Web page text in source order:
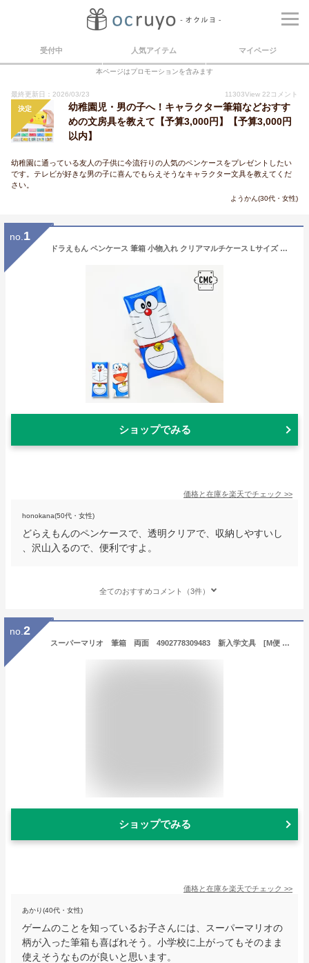
受付中 人気アイテム マイページ
本ページはプロモーションを含みます
最終更新日：2026/03/23 11303View 22 コメント
決定
幼稚園児・男の子へ！キャラクター筆箱などおすす
めの文房具を教えて【予算3,000円】【予算3,000円
以内】
幼稚園に通っている友人の子供に今流行りの人気のペンケースをプレゼントしたい
です。テレビが好きな男の子に喜んでもらえそうなキャラクター文具を教えてくだ
さい。
ようかん(30代・女性)
no. 1
ドラえもん ペンケース 筆箱 小物入れ クリアマルチケース Lサイズ レディース 女子 女の子 透明 クリア PVC メンズ 男子 男の子 大人 高校生 中学生 ブランド キャラクター おしゃれ かわいい 可愛い シンプル 人気 洗える
ショップでみる
価格と在庫を楽天でチェック >>
honokana(50代・女性)
どらえもんのペンケースで、透明クリアで、収納しやすいし
、沢山入るので、便利ですよ。
全てのおすすめコメント（3件）
no. 2
スーパーマリオ 筆箱 両面 4902778309483 新入学文具 [M便 1/2]
ショップでみる
価格と在庫を楽天でチェック >>
あかり(40代・女性)
ゲームのことを知っているお子さんには、スーパーマリオの
柄が入った筆箱も喜ばれそう。小学校に上がってもそのまま
使えそうなものが良いと思います。